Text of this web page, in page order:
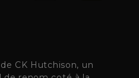
CK Hutchison, un